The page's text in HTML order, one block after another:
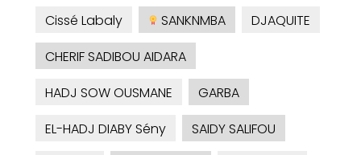
Cissé Labaly
SANKNMBA
DJAQUITE
CHERIF SADIBOU AIDARA
HADJ SOW OUSMANE
GARBA
EL-HADJ DIABY Sény
SAIDY SALIFOU